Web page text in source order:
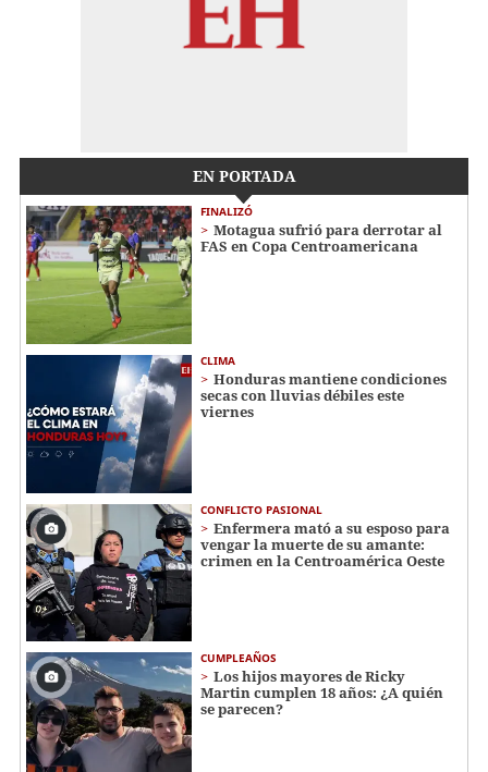
EN PORTADA
FINALIZÓ
Motagua sufrió para derrotar al
FAS en Copa Centroamericana
CLIMA
Honduras mantiene condiciones
secas con lluvias débiles este
viernes
CONFLICTO PASIONAL
Enfermera mató a su esposo para
vengar la muerte de su amante:
crimen en la Centroamérica Oeste
CUMPLEAÑOS
Los hijos mayores de Ricky
Martin cumplen 18 años: ¿A quién
se parecen?